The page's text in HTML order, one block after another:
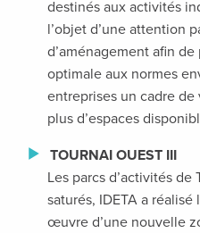
destinés aux activités
l’objet d’une attention
d’aménagement afin
optimale aux normes
entreprises un cadre
plus d’espaces
TOURNAI OUEST III
Les parcs d’activités de
saturés, IDETA a
œuvre d’une nouvelle